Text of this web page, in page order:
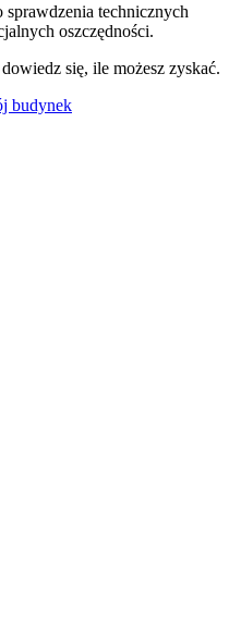
technicznych
oszczędności.
się, ile możesz zyskać.
budynek